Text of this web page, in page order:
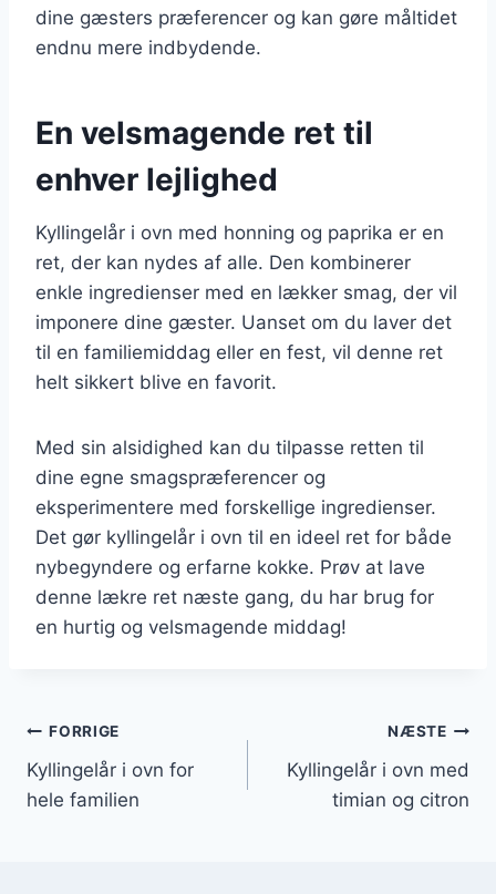
dine gæsters præferencer og kan gøre måltidet
endnu mere indbydende.
En velsmagende ret til
enhver lejlighed
Kyllingelår i ovn med honning og paprika er en
ret, der kan nydes af alle. Den kombinerer
enkle ingredienser med en lækker smag, der vil
imponere dine gæster. Uanset om du laver det
til en familiemiddag eller en fest, vil denne ret
helt sikkert blive en favorit.
Med sin alsidighed kan du tilpasse retten til
dine egne smagspræferencer og
eksperimentere med forskellige ingredienser.
Det gør kyllingelår i ovn til en ideel ret for både
nybegyndere og erfarne kokke. Prøv at lave
denne lækre ret næste gang, du har brug for
en hurtig og velsmagende middag!
Indlægsnavigation
FORRIGE
Kyllingelår i ovn for
hele familien
NÆSTE
Kyllingelår i ovn med
timian og citron